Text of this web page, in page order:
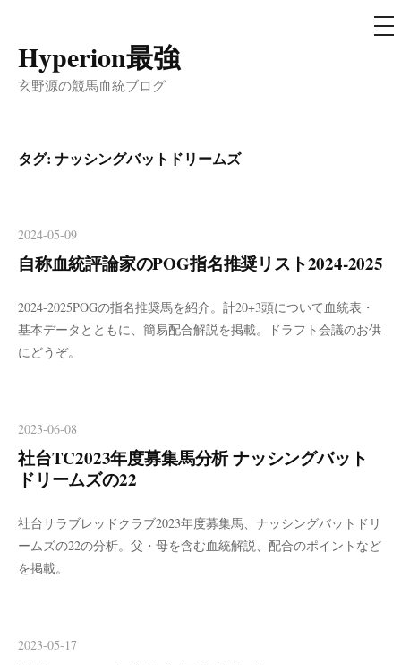
コ
ン
ツ
へ
ッ
プ
Hyperion最強
玄野源の競馬血統ブログ
メ
ニ
タグ: ナッシングバットドリームズ
2024-05-09
自称血統評論家のPOG指名推奨リスト2024-2025
2024-2025POGの指名推奨馬を紹介。計20+3頭について血統表・
基本データとともに、簡易配合解説を掲載。ドラフト会議のお供
にどうぞ。
2023-06-08
社台TC2023年度募集馬分析 ナッシングバット
ドリームズの22
社台サラブレッドクラブ2023年度募集馬、ナッシングバットドリ
ームズの22の分析。父・母を含む血統解説、配合のポイントなど
を掲載。
2023-05-17